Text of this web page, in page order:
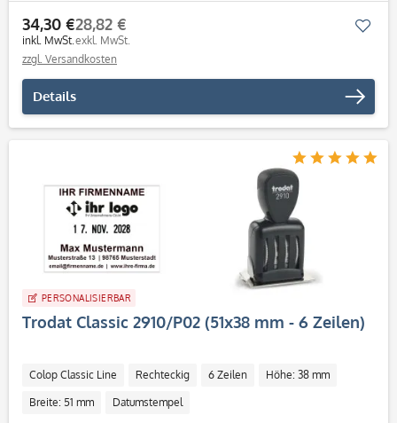
34,30 €
inkl. MwSt.
28,82 €
exkl. MwSt.
zzgl. Versandkosten
Details
PERSONALISIERBAR
Trodat Classic 2910/P02 (51x38 mm - 6 Zeilen)
Colop Classic Line Rechteckig 6 Zeilen Höhe: 38 mm
Breite: 51 mm Datumstempel